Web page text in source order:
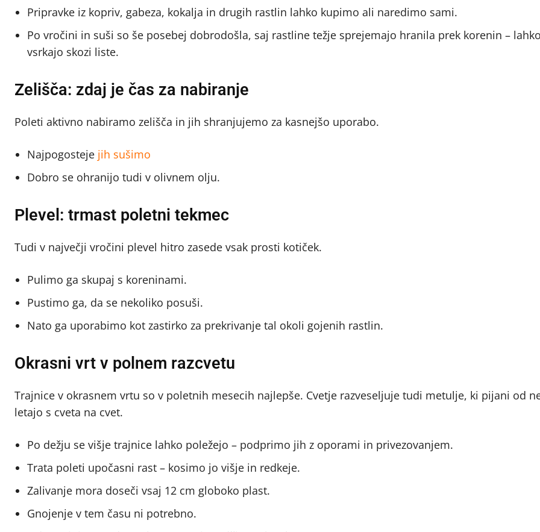
Pripravke iz kopriv, gabeza, kokalja in drugih rastlin lahko kupimo ali naredimo sami.
Po vročini in suši so še posebej dobrodošla, saj rastline težje sprejemajo hranila prek korenin –
vsrkajo skozi liste.
Zelišča: zdaj je čas za nabiranje
Poleti aktivno nabiramo zelišča in jih shranjujemo za kasnejšo uporabo.
Najpogosteje jih sušimo
Dobro se ohranijo tudi v olivnem olju.
Plevel: trmast poletni tekmec
Tudi v največji vročini plevel hitro zasede vsak prosti kotiček.
Pulimo ga skupaj s koreninami.
Pustimo ga, da se nekoliko posuši.
Nato ga uporabimo kot zastirko za prekrivanje tal okoli gojenih rastlin.
Okrasni vrt v polnem razcvetu
Trajnice v okrasnem vrtu so v poletnih mesecih najlepše. Cvetje razveseljuje tudi metulje, ki pijani od
letajo s cveta na cvet.
Po dežju se višje trajnice lahko poležejo – podprimo jih z oporami in privezovanjem.
Trata poleti upočasni rast – kosimo jo višje in redkeje.
Zalivanje mora doseči vsaj 12 cm globoko plast.
Gnojenje v tem času ni potrebno.